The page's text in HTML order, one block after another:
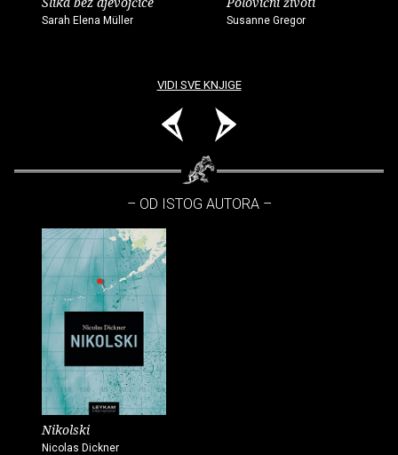
Sarah Elena Müller Susanne Gregor
VIDI SVE KNJIGE
– OD ISTOG AUTORA –
Nikolski
Nicolas Dickner